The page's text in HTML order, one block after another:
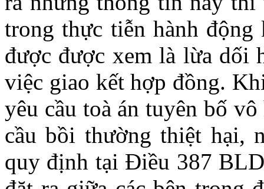
trong thực tiễn hành
được được xem là lừa dối
việc giao kết hợp đồng.
yêu cầu toà án tuyên bố
cầu bồi thường thiệt hại,
quy định tại Điều 387